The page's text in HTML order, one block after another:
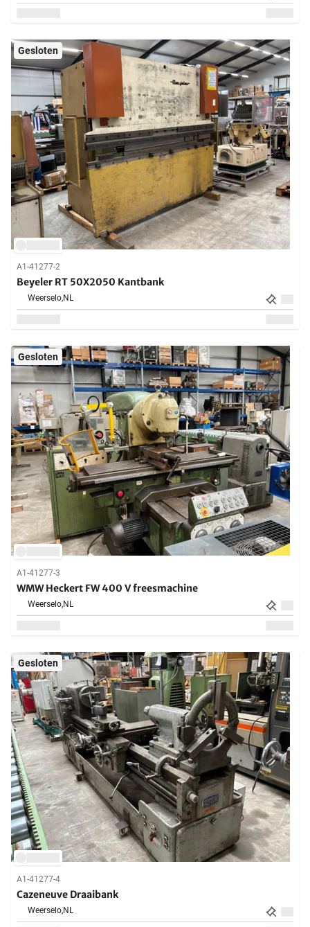
Gesloten
A1-41277-2
Beyeler RT 50X2050 Kantbank
Weerselo,NL
Gesloten
A1-41277-3
WMW Heckert FW 400 V freesmachine
Weerselo,NL
Gesloten
A1-41277-4
Cazeneuve Draaibank
Weerselo,NL